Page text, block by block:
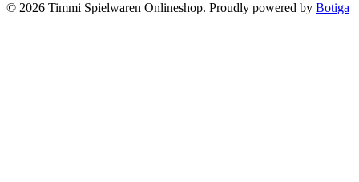
© 2026 Timmi Spielwaren Onlineshop. Proudly powered by Botiga